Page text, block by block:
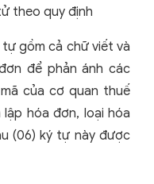
theo quy định
tự gồm cả chữ viết và
để phản ánh các
của cơ quan thuế
hóa đơn, loại hóa
(06) ký tự này được